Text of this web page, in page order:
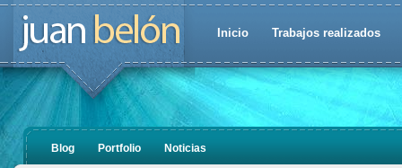
Inicio Trabajos realizados
Blog Portfolio Noticias